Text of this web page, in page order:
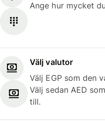
Ange hur mycket
Välj valutor
Välj EGP som den
Välj sedan AED
till.